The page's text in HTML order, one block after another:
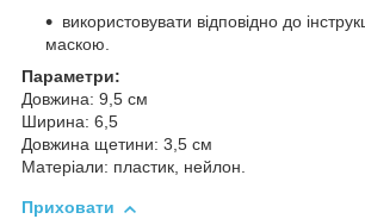
використовувати відповідно до
маскою.
Параметри:
Довжина: 9,5 см
Ширина: 6,5
Довжина щетини: 3,5 см
Матеріали: пластик, нейлон.
Приховати